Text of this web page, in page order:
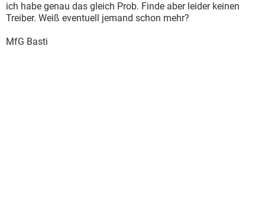
ich habe genau das gleich Prob. Finde aber leider keinen
Treiber. Weiß eventuell jemand schon mehr?
MfG Basti